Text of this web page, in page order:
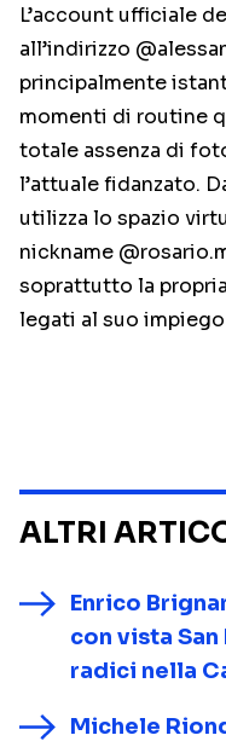
L’account ufficiale
all’indirizzo
principalmente
momenti di routine
totale assenza di
l’attuale fidanzato.
utilizza lo spazio
nickname
soprattutto la
legati al suo
ALTRI
Enrico
con vista
radici nella
Michele